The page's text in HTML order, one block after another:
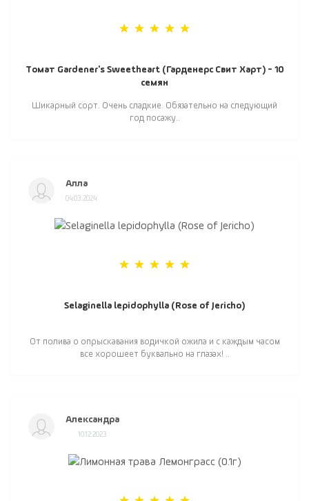
Томат Gardener's Sweetheart (Гарденерс Свит Харт) - 10
семян
Шикарный сорт. Очень сладкие. Обязательно на следующий
год посажу..
Алла
04.03.2024
Selaginella lepidophylla (Rose of Jericho)
От полива о опрыскавания водичкой ожила и с каждым часом
все хорошеет буквально на глазах! ..
Александра
10.12.2023